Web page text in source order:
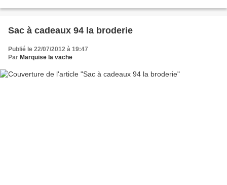
Sac à cadeaux 94 la broderie
Publié le 22/07/2012 à 19:47
Par Marquise la vache